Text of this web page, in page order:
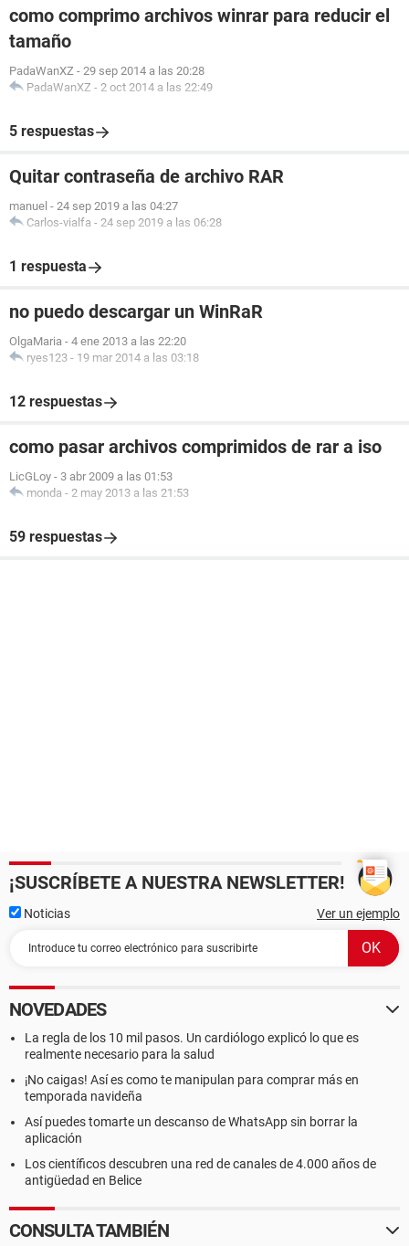
como comprimo archivos winrar para reducir el
tamaño
PadaWanXZ - 29 sep 2014 a las 20:28
PadaWanXZ - 2 oct 2014 a las 22:49
5 respuestas
Quitar contraseña de archivo RAR
manuel - 24 sep 2019 a las 04:27
Carlos-vialfa - 24 sep 2019 a las 06:28
1 respuesta
no puedo descargar un WinRaR
OlgaMaria - 4 ene 2013 a las 22:20
ryes123 - 19 mar 2014 a las 03:18
12 respuestas
como pasar archivos comprimidos de rar a iso
LicGLoy - 3 abr 2009 a las 01:53
monda - 2 may 2013 a las 21:53
59 respuestas
¡SUSCRÍBETE A NUESTRA NEWSLETTER!
Noticias Ver un ejemplo
NOVEDADES
La regla de los 10 mil pasos. Un cardiólogo explicó lo que es
realmente necesario para la salud
¡No caigas! Así es como te manipulan para comprar más en
temporada navideña
Así puedes tomarte un descanso de WhatsApp sin borrar la
aplicación
Los científicos descubren una red de canales de 4.000 años de
antigüedad en Belice
CONSULTA TAMBIÉN